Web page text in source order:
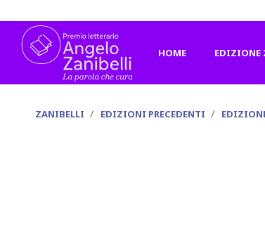
HOME EDIZIONE
ZANIBELLI EDIZIONI PRECEDENTI